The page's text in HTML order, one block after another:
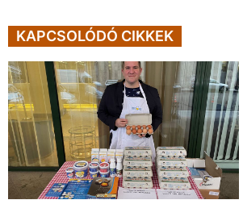
KAPCSOLÓDÓ CIKKEK